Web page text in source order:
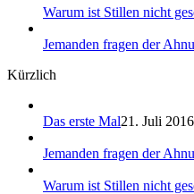
Warum ist Stillen nicht
Jemanden fragen der
Kürzlich
Das erste Mal21. Juli
Jemanden fragen der
Warum ist Stillen nicht